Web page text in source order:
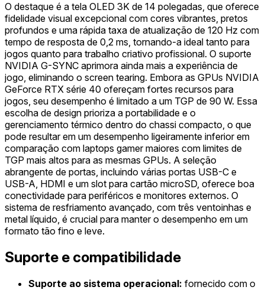
O destaque é a tela OLED 3K de 14 polegadas, que oferece
fidelidade visual excepcional com cores vibrantes, pretos
profundos e uma rápida taxa de atualização de 120 Hz com
tempo de resposta de 0,2 ms, tornando-a ideal tanto para
jogos quanto para trabalho criativo profissional. O suporte
NVIDIA G-SYNC aprimora ainda mais a experiência de
jogo, eliminando o screen tearing. Embora as GPUs NVIDIA
GeForce RTX série 40 ofereçam fortes recursos para
jogos, seu desempenho é limitado a um TGP de 90 W. Essa
escolha de design prioriza a portabilidade e o
gerenciamento térmico dentro do chassi compacto, o que
pode resultar em um desempenho ligeiramente inferior em
comparação com laptops gamer maiores com limites de
TGP mais altos para as mesmas GPUs. A seleção
abrangente de portas, incluindo várias portas USB-C e
USB-A, HDMI e um slot para cartão microSD, oferece boa
conectividade para periféricos e monitores externos. O
sistema de resfriamento avançado, com três ventoinhas e
metal líquido, é crucial para manter o desempenho em um
formato tão fino e leve.
Suporte e compatibilidade
Suporte ao sistema operacional: fornecido com o